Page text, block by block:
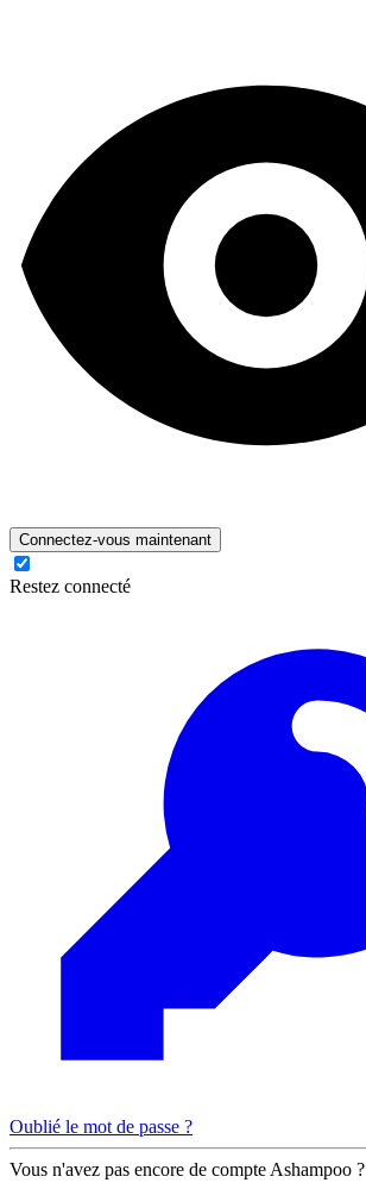
Connectez-vous maintenant
Restez connecté
Oublié le mot de passe ?
Vous n'avez pas encore de compte Ashampoo ?